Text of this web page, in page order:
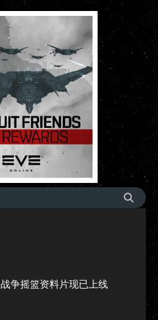
战争摇篮资料片现已上线